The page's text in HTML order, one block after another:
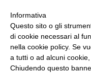
ASCOLTA RADIO LUNA
×
Informativa
Questo sito o gli
di cookie necessari al
nella cookie policy. Se
a tutti o ad alcuni
Chiudendo questo